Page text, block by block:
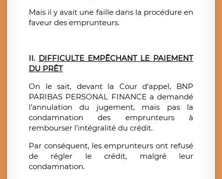
Mais il y avait une faille dans la procédure en
faveur des emprunteurs.
II. DIFFICULTE EMPÊCHANT LE PAIEMENT
DU PRÊT
On le sait, devant la Cour d'appel, BNP
PARIBAS PERSONAL FINANCE a demandé
l'annulation du jugement, mais pas la
condamnation des emprunteurs à
rembourser l'intégralité du crédit.
Par conséquent, les emprunteurs ont refusé
de régler le crédit, malgré leur
condamnation.